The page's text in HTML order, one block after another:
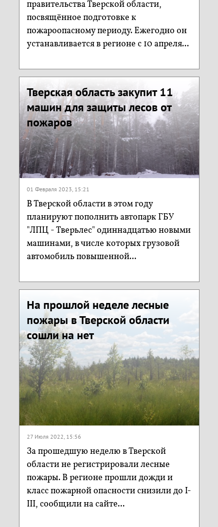
правительства Тверской области,
посвящённое подготовке к
пожароопасному периоду. Ежегодно он
устанавливается в регионе с 10 апреля...
Тверская область закупит 11
машин для защиты лесов от
пожаров
01 Февраля 2023, 15:21
В Тверской области в этом году
планируют пополнить автопарк ГБУ
"ЛПЦ - Тверьлес" одиннадцатью новыми
машинами, в числе которых грузовой
автомобиль повышенной...
На прошлой неделе лесные
пожары в Тверской области
сошли на нет
27 Июля 2022, 15:56
За прошедшую неделю в Тверской
области не регистрировали лесные
пожары. В регионе прошли дожди и
класс пожарной опасности снизили до I-
III, сообщили на сайте...